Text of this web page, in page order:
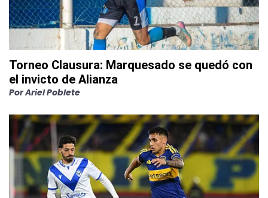
Torneo Clausura: Marquesado se quedó con
el invicto de Alianza
PorAriel Poblete